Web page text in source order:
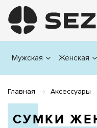
Мужская Женская
Главная Аксессуары
СУМКИ